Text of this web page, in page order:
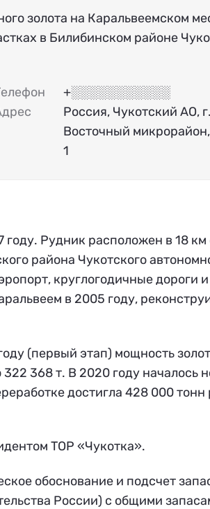
золота на Каральвеемском
в Билибинском районе
+░░░░░░░░░░░
Россия, Чукотский АО,
Восточный микрорайон,
1
Рудник расположен в 18 км
района Чукотского
круглогодичные дороги
в 2005 году,
(первый этап) мощность
368 т. В 2020 году началось
достигла 428 000 тонн
ТОР «Чукотка».
обоснование и подсчет
России) с общими